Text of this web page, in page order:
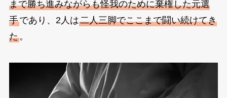
まで勝ち進みながらも怪我のために棄権した元選
手であり、2人は二人三脚でここまで闘い続けてき
た。